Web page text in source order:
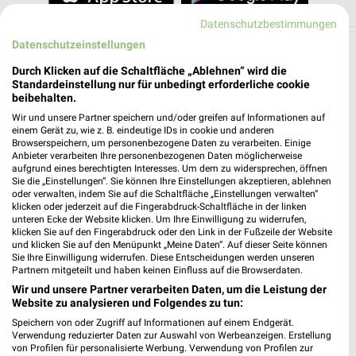
Filialen in der Umgebung
3 Filialen
hagebaumarkt Schwandorf
Regensburger Straße 62
92421 Schwandorf
Heute geschlossen
24,32 km
hagebaumarkt Weiden
Leimbergerstraße 77
92637 Weiden
Heute geschlossen
33,08 km
Datenschutzbestimmungen
Datenschutzeinstellungen
Durch Klicken auf die Schaltfläche „Ablehnen“ wird die
Standardeinstellung nur für unbedingt erforderliche cookie
beibehalten.
Wir und unsere Partner speichern und/oder greifen auf Informationen auf
einem Gerät zu, wie z. B. eindeutige IDs in cookie und anderen
Browserspeichern, um personenbezogene Daten zu verarbeiten. Einige
Anbieter verarbeiten Ihre personenbezogenen Daten möglicherweise
aufgrund eines berechtigten Interesses. Um dem zu widersprechen, öffnen
Sie die „Einstellungen“. Sie können Ihre Einstellungen akzeptieren, ablehnen
oder verwalten, indem Sie auf die Schaltfläche „Einstellungen verwalten“
klicken oder jederzeit auf die Fingerabdruck-Schaltfläche in der linken
unteren Ecke der Website klicken. Um Ihre Einwilligung zu widerrufen,
klicken Sie auf den Fingerabdruck oder den Link in der Fußzeile der Website
und klicken Sie auf den Menüpunkt „Meine Daten“. Auf dieser Seite können
Sie Ihre Einwilligung widerrufen. Diese Entscheidungen werden unseren
Partnern mitgeteilt und haben keinen Einfluss auf die Browserdaten.
Wir und unsere Partner verarbeiten Daten, um die Leistung der
Website zu analysieren und Folgendes zu tun:
Speichern von oder Zugriff auf Informationen auf einem Endgerät.
Verwendung reduzierter Daten zur Auswahl von Werbeanzeigen. Erstellung
von Profilen für personalisierte Werbung. Verwendung von Profilen zur